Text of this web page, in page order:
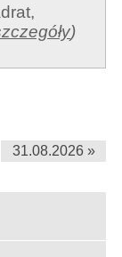
,
)
31.08.2026 »